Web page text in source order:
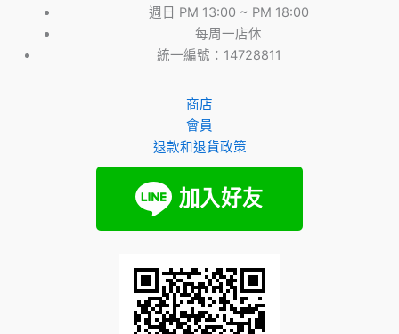
週日 PM 13:00 ~ PM 18:00
每周一店休
統一編號：14728811
商店
會員
退款和退貨政策